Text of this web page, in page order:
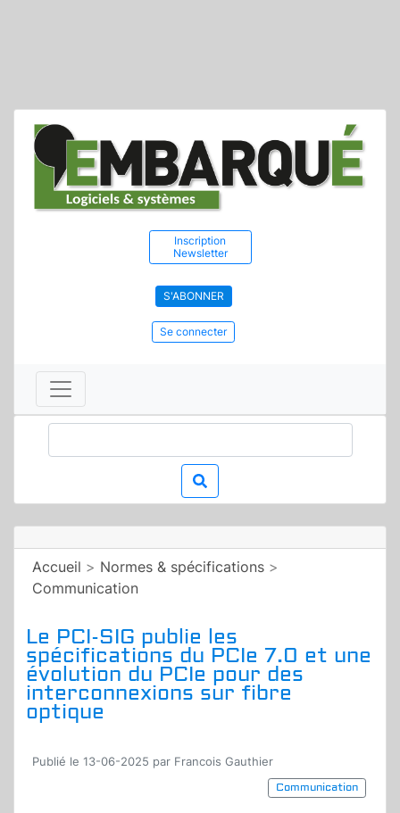
Inscription
Newsletter
S'ABONNER
Se connecter
Accueil > Normes & spécifications >
Communication
Le PCI-SIG publie les
spécifications du PCIe 7.0 et une
évolution du PCIe pour des
interconnexions sur fibre
optique
Publié le 13-06-2025 par Francois Gauthier
Communication